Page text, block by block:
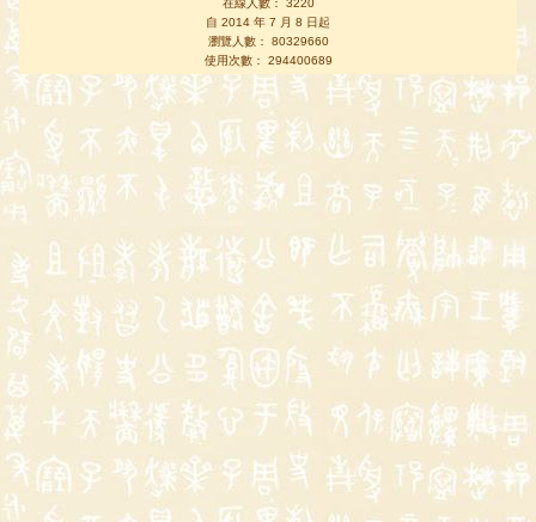
在線人數： 3220
自 2014 年 7 月 8 日起
瀏覽人數： 80329660
使用次數： 294400689